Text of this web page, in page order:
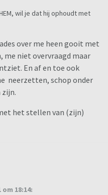
wil je dat hij ophoudt met
over me heen gooit met
me niet overvraagd maar
En af en toe ook
neerzetten, schop onder
het stellen van (zijn)
18:14: